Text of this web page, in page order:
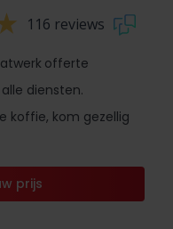
116 reviews
offerte
diensten.
koffie, kom gezellig
prijs